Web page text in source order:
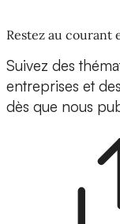
Restez au courant
Suivez des
entreprises et
dès que nous